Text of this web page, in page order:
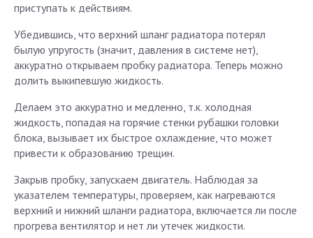
приступать к действиям.
Убедившись, что верхний шланг радиатора потерял
былую упругость (значит, давления в системе нет),
аккуратно открываем пробку радиатора. Теперь можно
долить выкипевшую жидкость.
Делаем это аккуратно и медленно, т.к. холодная
жидкость, попадая на горячие стенки рубашки головки
блока, вызывает их быстрое охлаждение, что может
привести к образованию трещин.
Закрыв пробку, запускаем двигатель. Наблюдая за
указателем температуры, проверяем, как нагреваются
верхний и нижний шланги радиатора, включается ли после
прогрева вентилятор и нет ли утечек жидкости.